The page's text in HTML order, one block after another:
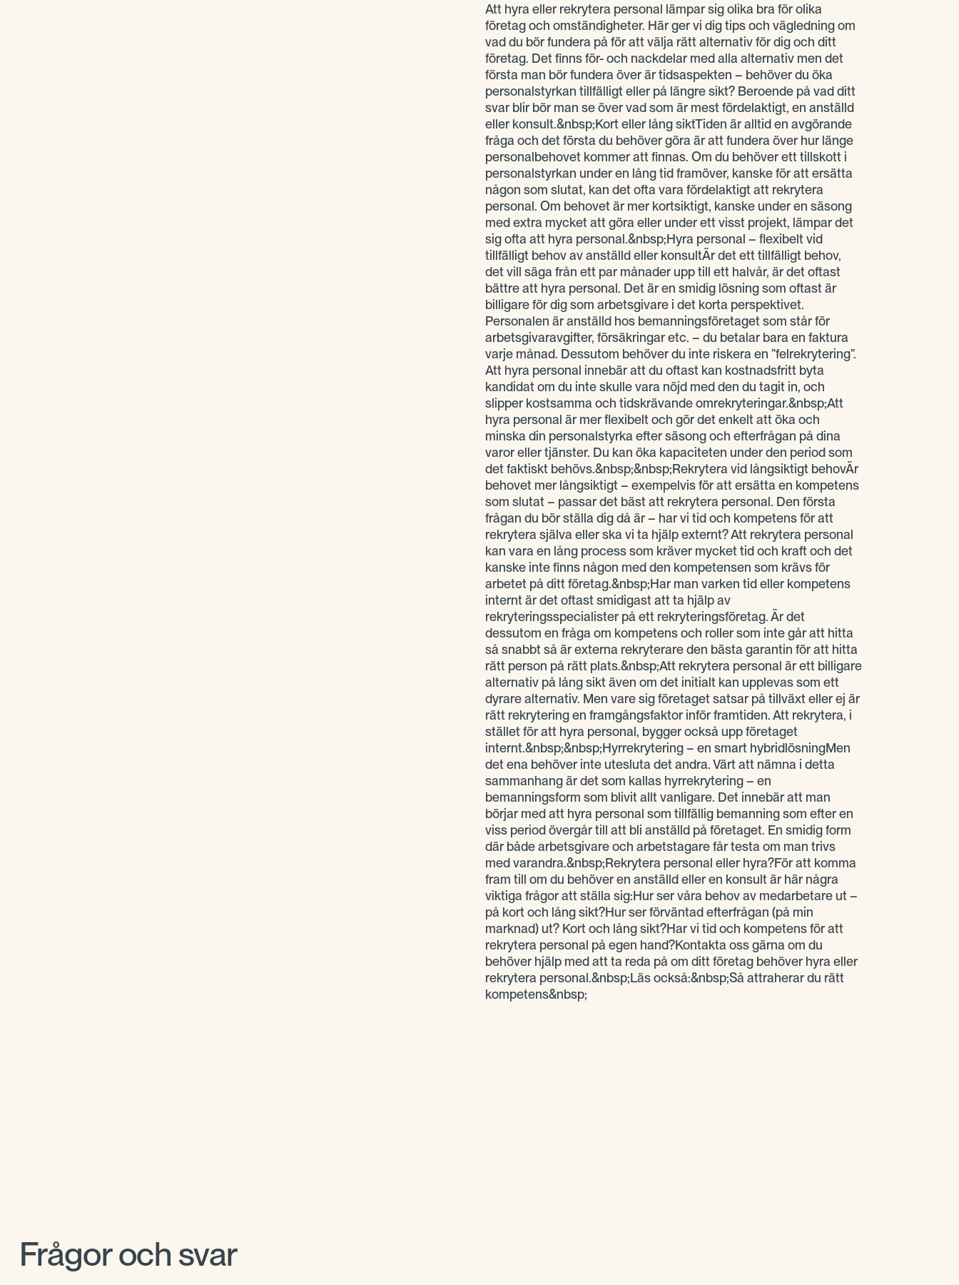
Att hyra eller rekrytera personal lämpar sig olika bra för olika
företag och omständigheter. Här ger vi dig tips och vägledning om
vad du bör fundera på för att välja rätt alternativ för dig och ditt
företag. Det finns för- och nackdelar med alla alternativ men det
första man bör fundera över är tidsaspekten – behöver du öka
personalstyrkan tillfälligt eller på längre sikt? Beroende på vad ditt
svar blir bör man se över vad som är mest fördelaktigt, en anställd
eller konsult.&nbsp;Kort eller lång siktTiden är alltid en avgörande
fråga och det första du behöver göra är att fundera över hur länge
personalbehovet kommer att finnas. Om du behöver ett tillskott i
personalstyrkan under en lång tid framöver, kanske för att ersätta
någon som slutat, kan det ofta vara fördelaktigt att rekrytera
personal. Om behovet är mer kortsiktigt, kanske under en säsong
med extra mycket att göra eller under ett visst projekt, lämpar det
sig ofta att hyra personal.&nbsp;Hyra personal – flexibelt vid
tillfälligt behov av anställd eller konsultÄr det ett tillfälligt behov,
det vill säga från ett par månader upp till ett halvår, är det oftast
bättre att hyra personal. Det är en smidig lösning som oftast är
billigare för dig som arbetsgivare i det korta perspektivet.
Personalen är anställd hos bemanningsföretaget som står för
arbetsgivaravgifter, försäkringar etc. – du betalar bara en faktura
varje månad. Dessutom behöver du inte riskera en ”felrekrytering”.
Att hyra personal innebär att du oftast kan kostnadsfritt byta
kandidat om du inte skulle vara nöjd med den du tagit in, och
slipper kostsamma och tidskrävande omrekryteringar.&nbsp;Att
hyra personal är mer flexibelt och gör det enkelt att öka och
minska din personalstyrka efter säsong och efterfrågan på dina
varor eller tjänster. Du kan öka kapaciteten under den period som
det faktiskt behövs.&nbsp;&nbsp;Rekrytera vid långsiktigt behovÄr
behovet mer långsiktigt – exempelvis för att ersätta en kompetens
som slutat – passar det bäst att rekrytera personal. Den första
frågan du bör ställa dig då är – har vi tid och kompetens för att
rekrytera själva eller ska vi ta hjälp externt? Att rekrytera personal
kan vara en lång process som kräver mycket tid och kraft och det
kanske inte finns någon med den kompetensen som krävs för
arbetet på ditt företag.&nbsp;Har man varken tid eller kompetens
internt är det oftast smidigast att ta hjälp av
rekryteringsspecialister på ett rekryteringsföretag. Är det
dessutom en fråga om kompetens och roller som inte går att hitta
så snabbt så är externa rekryterare den bästa garantin för att hitta
rätt person på rätt plats.&nbsp;Att rekrytera personal är ett billigare
alternativ på lång sikt även om det initialt kan upplevas som ett
dyrare alternativ. Men vare sig företaget satsar på tillväxt eller ej är
rätt rekrytering en framgångsfaktor inför framtiden. Att rekrytera, i
stället för att hyra personal, bygger också upp företaget
internt.&nbsp;&nbsp;Hyrrekrytering – en smart hybridlösningMen
det ena behöver inte utesluta det andra. Värt att nämna i detta
sammanhang är det som kallas hyrrekrytering – en
bemanningsform som blivit allt vanligare. Det innebär att man
börjar med att hyra personal som tillfällig bemanning som efter en
viss period övergår till att bli anställd på företaget. En smidig form
där både arbetsgivare och arbetstagare får testa om man trivs
med varandra.&nbsp;Rekrytera personal eller hyra?För att komma
fram till om du behöver en anställd eller en konsult är här några
viktiga frågor att ställa sig:Hur ser våra behov av medarbetare ut –
på kort och lång sikt?Hur ser förväntad efterfrågan (på min
marknad) ut? Kort och lång sikt?Har vi tid och kompetens för att
rekrytera personal på egen hand?Kontakta oss gärna om du
behöver hjälp med att ta reda på om ditt företag behöver hyra eller
rekrytera personal.&nbsp;Läs också:&nbsp;Så attraherar du rätt
kompetens&nbsp;
Frågor och svar